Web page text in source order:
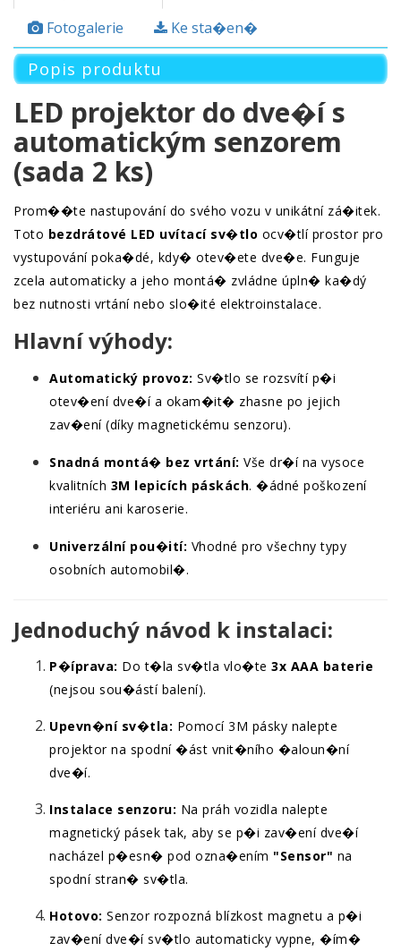
Fotogalerie
Ke sta�en�
Popis produktu
LED projektor do dve�í s
automatickým senzorem
(sada 2 ks)
Prom��te nastupování do svého vozu v unikátní zá�itek.
Toto bezdrátové LED uvítací sv�tlo ocv�tlí prostor pro
vystupování poka�dé, kdy� otev�ete dve�e. Funguje
zcela automaticky a jeho montá� zvládne úpln� ka�dý
bez nutnosti vrtání nebo slo�ité elektroinstalace.
Hlavní výhody:
Automatický provoz: Sv�tlo se rozsvítí p�i
otev�ení dve�í a okam�it� zhasne po jejich
zav�ení (díky magnetickému senzoru).
Snadná montá� bez vrtání: Vše dr�í na vysoce
kvalitních 3M lepicích páskách. �ádné poškození
interiéru ani karoserie.
Univerzální pou�ití: Vhodné pro všechny typy
osobních automobil�.
Jednoduchý návod k instalaci:
P�íprava: Do t�la sv�tla vlo�te 3x AAA baterie
(nejsou sou�ástí balení).
Upevn�ní sv�tla: Pomocí 3M pásky nalepte
projektor na spodní �ást vnit�ního �aloun�ní
dve�í.
Instalace senzoru: Na práh vozidla nalepte
magnetický pásek tak, aby se p�i zav�ení dve�í
nacházel p�esn� pod ozna�ením "Sensor" na
spodní stran� sv�tla.
Hotovo: Senzor rozpozná blízkost magnetu a p�i
zav�ení dve�í sv�tlo automaticky vypne, �ím�